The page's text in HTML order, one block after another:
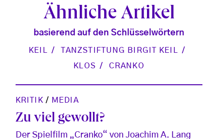
Ähnliche Artikel
basierend auf den Schlüsselwörtern
KEIL
TANZSTIFTUNG BIRGIT KEIL
KLOS
CRANKO
KRITIK / MEDIA
Zu viel gewollt?
Der Spielfilm „Cranko“ von Joachim A. Lang